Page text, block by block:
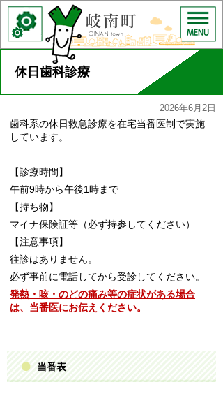
休日歯科診療
2026年6月2日
歯科系の休日救急診療を在宅当番医制で実施
しています。
【診療時間】
午前9時から午後1時まで
【持ち物】
マイナ保険証等（必ず持参してください）
【注意事項】
往診はありません。
必ず事前に電話してから受診してください。
発熱・咳・のどの痛み等の症状がある場合
は、当番医にお伝えください。
当番表